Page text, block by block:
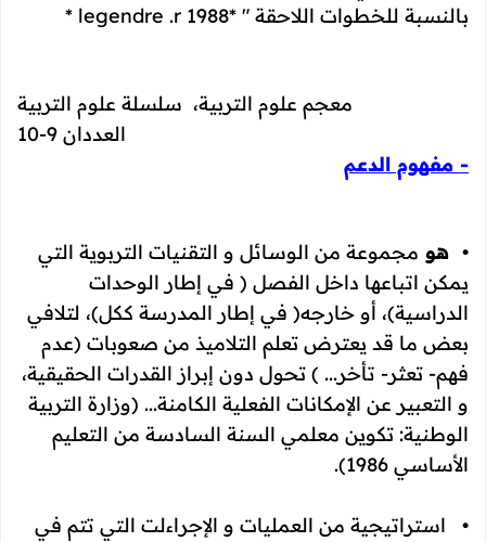
بالنسبة للخطوات اللاحقة " *legendre .r 1988
*
معجم علوم التربية، سلسلة علوم التربية
العددان 9-10
- مفهوم الدعم
• هو مجموعة من الوسائل و التقنيات التربوية التي
يمكن اتباعها داخل الفصل ﴿ في إطار الوحدات
الدراسية﴾، أو خارجه﴿ في إطار المدرسة ككل﴾، لتلافي
بعض ما قد يعترض تعلم التلاميذ من صعوبات ﴿عدم
فهم- تعثر- تأخر... ﴾ تحول دون إبراز القدرات الحقيقية،
و التعبير عن الإمكانات الفعلية الكامنة... ﴿وزارة التربية
الوطنية: تكوين معلمي السنة السادسة من التعليم
الأساسي 1986﴾.
• استراتيجية من العمليات و الإجراءلت التي تتم في